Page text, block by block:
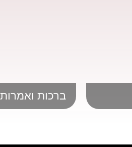
ברכות ואמרות